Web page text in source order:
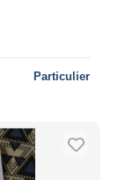
Particulier